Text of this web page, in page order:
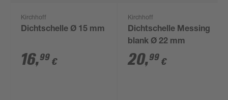
Kirchhoff
Dichtschelle Ø 15 mm
16,99 €
Kirchhoff
Dichtschelle Messing
blank Ø 22 mm
20,99 €